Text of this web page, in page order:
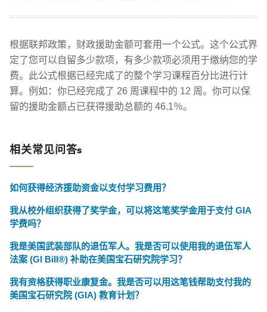
根据联邦政策，财政援助金额可套用一个公式。这个公式界
定了您可以自留多少款项，有多少款项必须用于缴纳您的学
费。此公式根据已经完成了的整个学习课程百分比进行计
算。例如：你已经完成了 26 周课程中的 12 周。你可以保
留的援助金额占已获得援助总额的 46.1％。
相关常见问答s
如何获得经济援助资金以支付学习费用？
我从校外组织获得了奖学金，可以将这笔奖学金用于支付 GIA
学费吗？
我是美国武装部队的退伍军人。我是否可以使用我的退伍军人
法案 (GI Bill®) 补助在美国宝石研究院学习？
我有资格获得职业康复金。我是否可以用这笔钱帮助支付我的
美国宝石研究院 (GIA) 教育计划？